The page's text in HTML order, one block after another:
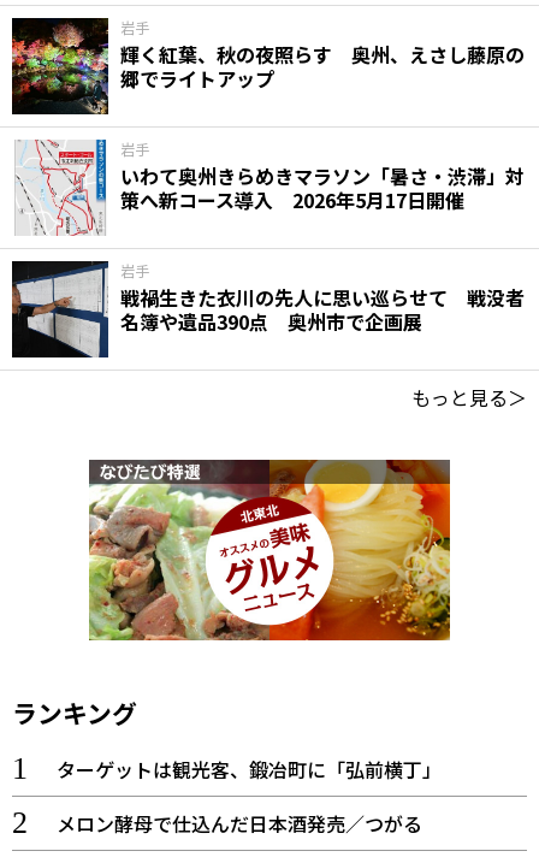
岩手
輝く紅葉、秋の夜照らす 奥州、えさし藤原の
郷でライトアップ
岩手
いわて奥州きらめきマラソン「暑さ・渋滞」対
策へ新コース導入 2026年5月17日開催
岩手
戦禍生きた衣川の先人に思い巡らせて 戦没者
名簿や遺品390点 奥州市で企画展
もっと見る＞
ランキング
ターゲットは観光客、鍛冶町に「弘前横丁」
メロン酵母で仕込んだ日本酒発売／つがる